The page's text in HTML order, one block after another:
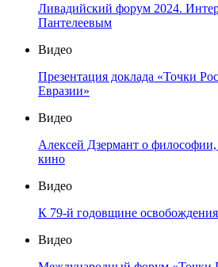
Ливадийский форум 2024.
Пантелеевым
Видео
Презентация доклада «Точки
Евразии»
Видео
Алексей Дзермант о
кино
Видео
К 79-й годовщине
Видео